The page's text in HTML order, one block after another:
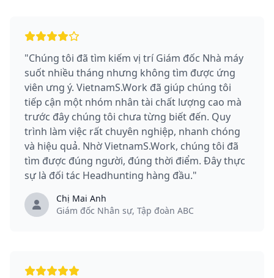
"Chúng tôi đã tìm kiếm vị trí Giám đốc Nhà máy
suốt nhiều tháng nhưng không tìm được ứng
viên ưng ý. VietnamS.Work đã giúp chúng tôi
tiếp cận một nhóm nhân tài chất lượng cao mà
trước đây chúng tôi chưa từng biết đến. Quy
trình làm việc rất chuyên nghiệp, nhanh chóng
và hiệu quả. Nhờ VietnamS.Work, chúng tôi đã
tìm được đúng người, đúng thời điểm. Đây thực
sự là đối tác Headhunting hàng đầu."
Chị Mai Anh
Giám đốc Nhân sự, Tập đoàn ABC